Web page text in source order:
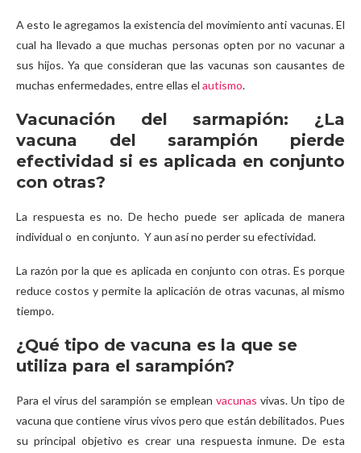
A esto le agregamos la existencia del movimiento anti vacunas. El
cual ha llevado a que muchas personas opten por no vacunar a
sus hijos. Ya que consideran que las vacunas son causantes de
muchas enfermedades, entre ellas el autismo.
Vacunación del sarmapión: ¿La
vacuna del sarampión pierde
efectividad si es aplicada en conjunto
con otras?
La respuesta es no. De hecho puede ser aplicada de manera
individual o en conjunto. Y aun así no perder su efectividad.
La razón por la que es aplicada en conjunto con otras. Es porque
reduce costos y permite la aplicación de otras vacunas, al mismo
tiempo.
¿Qué tipo de vacuna es la que se
utiliza para el sarampión?
Para el virus del sarampión se emplean vacunas vivas. Un tipo de
vacuna que contiene virus vivos pero que están debilitados. Pues
su principal objetivo es crear una respuesta inmune. De esta